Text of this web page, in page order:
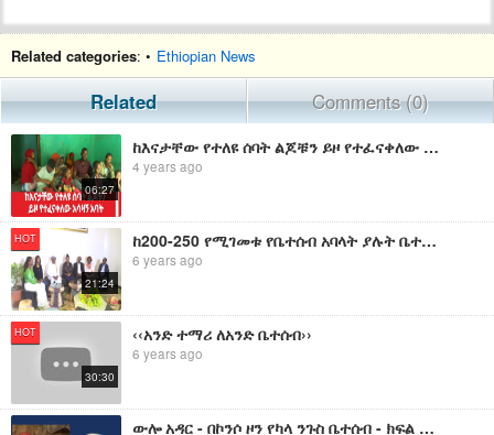
Related categories: • Ethiopian News
Related Comments (0)
06:27
ከእናታቸው የተለዩ ሰባት ልጆቹን ይዞ የተፈናቀለው አሳዛኝ አባት
4 years ago
HOT
21:24
ከ200-250 የሚገመቱ የቤተሰብ አባላት ያሉት ቤተሰብ በፋና ቀለማት ቤተሰብ ጥየቃ
6 years ago
HOT
30:30
‹‹አንድ ተማሪ ለአንድ ቤተሰብ››
6 years ago
ውሎ አዳር - በኮንሶ ዞን የካላ ንጉስ ቤተሰብ - ክፍል አንድ